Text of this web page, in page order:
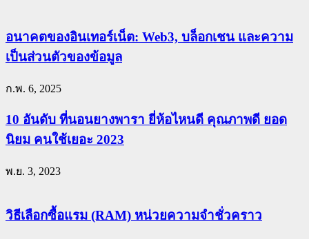
อนาคตของอินเทอร์เน็ต: Web3, บล็อกเชน และความ
เป็นส่วนตัวของข้อมูล
ก.พ. 6, 2025
10 อันดับ ที่นอนยางพารา ยี่ห้อไหนดี คุณภาพดี ยอด
นิยม คนใช้เยอะ 2023
พ.ย. 3, 2023
วิธีเลือกซื้อแรม (RAM) หน่วยความจำชั่วคราว